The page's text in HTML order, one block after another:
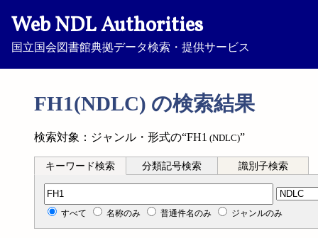
Web NDL Authorities
国立国会図書館典拠データ検索・提供サービス
FH1(NDLC) の検索結果
検索対象：ジャンル・形式の“FH1 (NDLC)”
キーワード検索 分類記号検索 識別子検索
分類記号検索
すべて 名称のみ 普通件名のみ ジャンルのみ